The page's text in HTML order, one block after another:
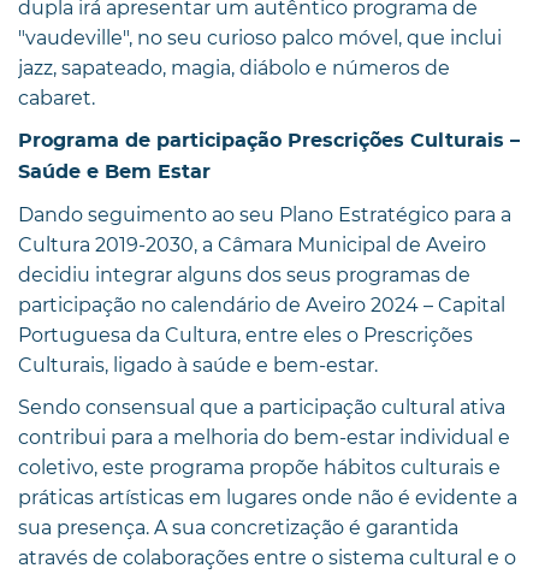
dupla irá apresentar um autêntico programa de
"vaudeville", no seu curioso palco móvel, que inclui
jazz, sapateado, magia, diábolo e números de
cabaret.
Programa de participação Prescrições Culturais –
Saúde e Bem Estar
Dando seguimento ao seu Plano Estratégico para a
Cultura 2019-2030, a Câmara Municipal de Aveiro
decidiu integrar alguns dos seus programas de
participação no calendário de Aveiro 2024 – Capital
Portuguesa da Cultura, entre eles o Prescrições
Culturais, ligado à saúde e bem-estar.
Sendo consensual que a participação cultural ativa
contribui para a melhoria do bem-estar individual e
coletivo, este programa propõe hábitos culturais e
práticas artísticas em lugares onde não é evidente a
sua presença. A sua concretização é garantida
através de colaborações entre o sistema cultural e o